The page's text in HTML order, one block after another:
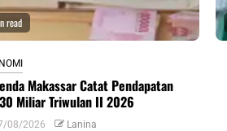
read
Makassar Catat Pendapatan
Miliar Triwulan II 2026
08/2026 Lanina